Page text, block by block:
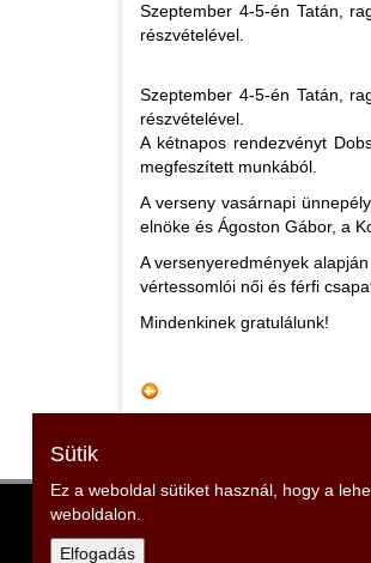
Szeptember 4-5-én Tatán,
részvételével.
Szeptember 4-5-én Tatán,
részvételével.
A kétnapos rendezvényt
megfeszített munkából.
A verseny vasárnapi
elnöke és Ágoston Gábor, a
A versenyeredmények
vértessomlói női és férfi
Mindenkinek gratulálunk!
Sütik
Ez a weboldal sütiket használ, hogy a
weboldalon.
Elfogadás